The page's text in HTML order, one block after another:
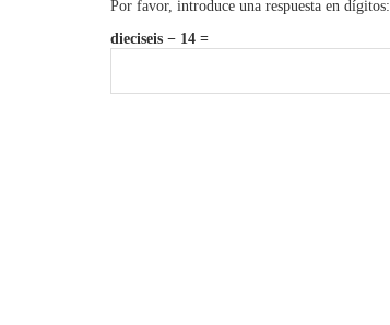
Por favor, introduce una respuesta en dígitos:
dieciseis − 14 =